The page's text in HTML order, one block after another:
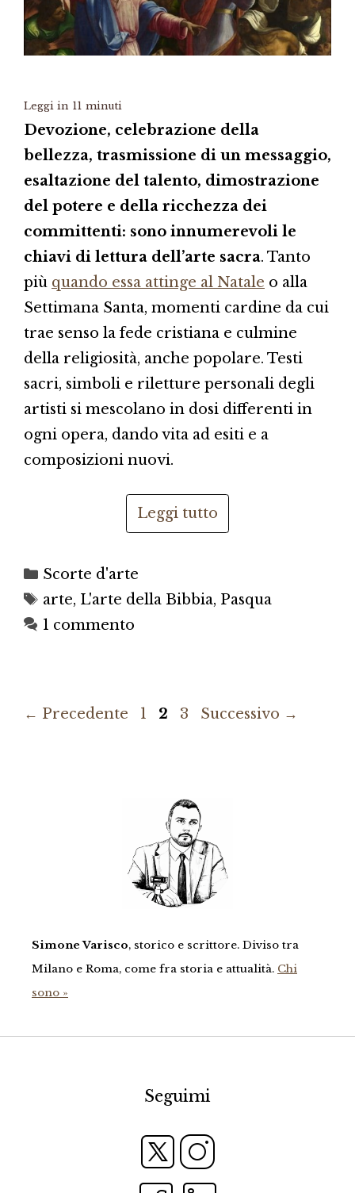
Leggi in 11 minuti
Devozione, celebrazione della
bellezza, trasmissione di un messaggio,
esaltazione del talento, dimostrazione
del potere e della ricchezza dei
committenti: sono innumerevoli le
chiavi di lettura dell’arte sacra. Tanto
più quando essa attinge al Natale o alla
Settimana Santa, momenti cardine da cui
trae senso la fede cristiana e culmine
della religiosità, anche popolare. Testi
sacri, simboli e riletture personali degli
artisti si mescolano in dosi differenti in
ogni opera, dando vita ad esiti e a
composizioni nuovi.
Leggi tutto
Categorie
Scorte d'arte
Tag
arte, L'arte della Bibbia, Pasqua
1 commento
← Precedente Pagina
1 Pagina
2 Pagina
3 Successivo →
Simone Varisco, storico e scrittore. Diviso tra
Milano e Roma, come fra storia e attualità. Chi
sono »
Seguimi